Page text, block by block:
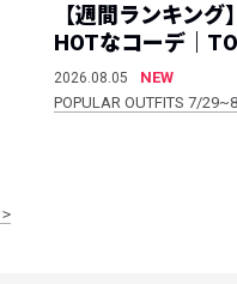
【週間ランキング
HOTなコーデ｜
2026.08.05
NEW
POPULAR OUTFITS 7/